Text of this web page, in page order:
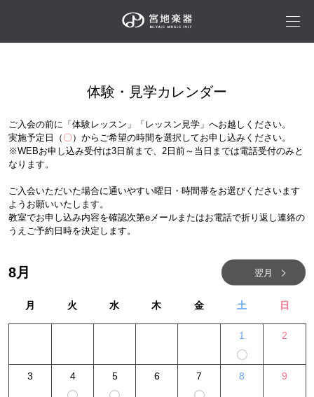
体験・見学カレンダー
ご入会の前に「体験レッスン」「レッスン見学」へお越しください。
実施予定日（ 〇）からご希望の時間を選択してお申し込みください。
※WEBお申し込み受付は3日前まで、2日前～当日までは電話受付のみと
なります。
ご入会いただいた場合に通いやすい曜日・時間帯をお選びくださいます
ようお願いいたします。
教室でお申し込み内容を確認次第eメールまたはお電話で折り返し連絡の
うえご予約日時を決定します。
8月 翌月
月 火 水 木 金 土 日
1 2
3 4 5 6 7 8 9